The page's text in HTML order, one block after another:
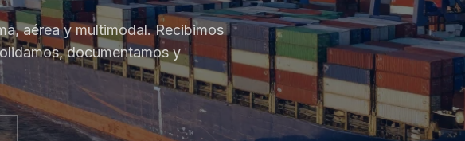
aérea y multimodal. Recibimos
documentamos y